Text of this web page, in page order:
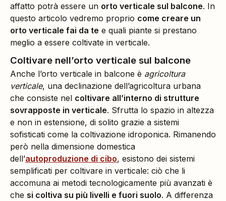
affatto potrà essere un orto verticale sul balcone. In
questo articolo vedremo proprio come creare un
orto verticale fai da te e quali piante si prestano
meglio a essere coltivate in verticale.
Coltivare nell’orto verticale sul balcone
Anche l’orto verticale in balcone è agricoltura
verticale, una declinazione dell’agricoltura urbana
che consiste nel coltivare all’interno di strutture
sovrapposte in verticale. Sfrutta lo spazio in altezza
e non in estensione, di solito grazie a sistemi
sofisticati come la coltivazione idroponica. Rimanendo
però nella dimensione domestica
dell’autoproduzione di cibo, esistono dei sistemi
semplificati per coltivare in verticale: ciò che li
accomuna ai metodi tecnologicamente più avanzati è
che si coltiva su più livelli e fuori suolo. A differenza